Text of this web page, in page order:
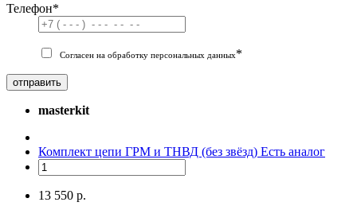
Телефон*
Согласен на обработку персональных данных*
отправить
masterkit
Комплект цепи ГРМ и ТНВД (без звёзд) Есть аналог
13 550 р.